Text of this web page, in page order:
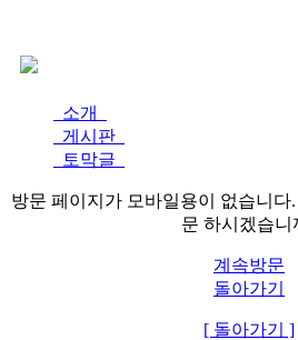
소개
게시판
토막글
방문 페이지가 모바일용이 없습니
문 하시겠습니
계속방문
돌아가기
[ 돌아가기 ]